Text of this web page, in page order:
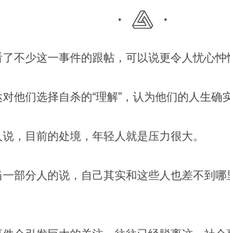
不少这一事件的跟帖，可以说更令人忧心忡
他们选择自杀的“理解”，认为他们的人生确
，目前的处境，年轻人就是压力很大。
部分人的说，自己其实和这些人也差不到